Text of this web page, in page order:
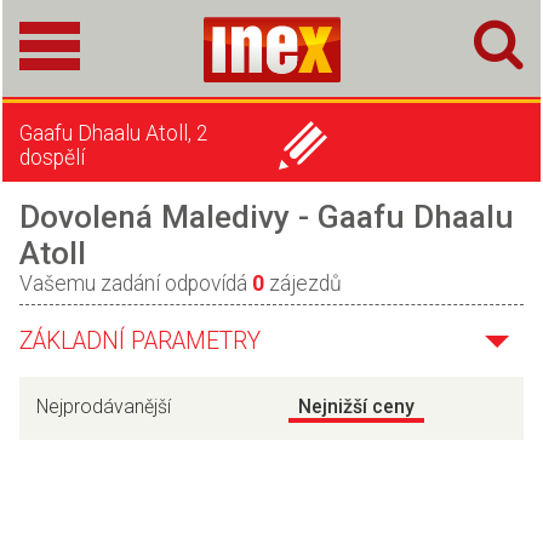
Gaafu Dhaalu Atoll, 2
dospělí
Dovolená Maledivy - Gaafu Dhaalu
Atoll
Vašemu zadání odpovídá 0 zájezdů
ZÁKLADNÍ PARAMETRY
Nejprodávanější Nejnižší ceny